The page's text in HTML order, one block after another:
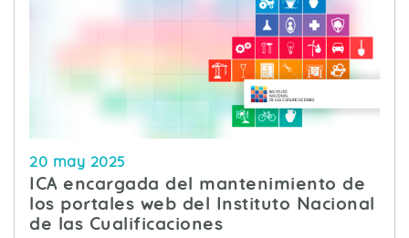
20 may 2025
ICA encargada del mantenimiento de
los portales web del Instituto Nacional
de las Cualificaciones